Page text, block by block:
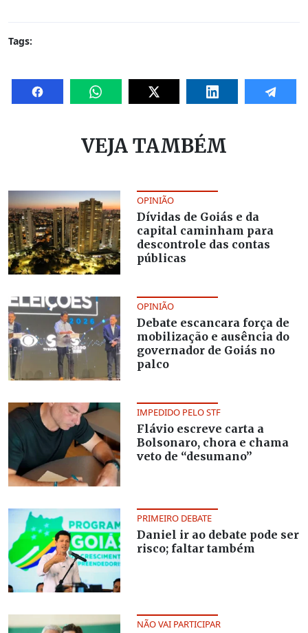
Tags:
VEJA TAMBÉM
OPINIÃO
Dívidas de Goiás e da
capital caminham para
descontrole das contas
públicas
OPINIÃO
Debate escancara força de
mobilização e ausência do
governador de Goiás no
palco
IMPEDIDO PELO STF
Flávio escreve carta a
Bolsonaro, chora e chama
veto de “desumano”
PRIMEIRO DEBATE
Daniel ir ao debate pode ser
risco; faltar também
NÃO VAI PARTICIPAR